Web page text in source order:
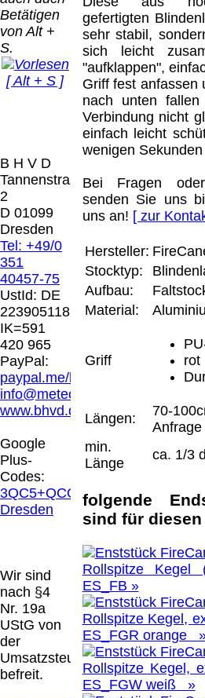
Betätigen
von Alt +
S.
[ Alt + S ]
B H V D
Tannenstrasse
2
D 01099
Dresden
Tel: +49/0
351
40457-75
UstId: DE
223905118
IK=591
420 965
PayPal:
paypal.me/blindenhilfsmittel
info@meteor.vision
www.bhvd.de
Google
Plus-
Codes:
3QC5+QCG
Dresden
Wir sind
nach §4
Nr. 19a
UStG von
der
Umsatzsteuer
befreit.
gefertigten
sehr stabil,
sich leicht
"aufklappen",
Griff fest anfassen
nach unten
Verbindung nicht
einfach leicht
wenigen
Bei Fragen
senden Sie uns
uns an! [ zur
Hersteller:
Stocktyp:
Aufbau:
Material:
Griff
rot
Längen:
70-
Anfrage
min.
Länge
ca. 1/3
folgende
sind für
Rollspitze Kegel
ES_FB »
Rollspitze Kegel,
ES_FGR orange
Rollspitze Kegel,
ES_FGW weiß »
Der Versand erfolgt
als versichertes
Paket.
Selbstabholung
vom Büro oder
von
Ausstellungen:
0.00 €
Die in diesem Dokument
Warenzeichen sind Eigentum
Firmen. Preisänderungen,
technische Änderungen
letzte Änderung: 10. März
Hilfsmittel Vertrieb Dresden,
Mit einem Urteil vom
85/98 - Haftung für Links hat
Hamburg entschieden, dass
Anbringung eines Links, die
gelinkten Seite ggf. mit zu
Dieses kann nur dadurch
dass man sich ausdrücklich von
Inhalten distanziert. Hiermit
uns ausdrücklich von allen
gelinkten Seiten auf unserer
machen uns diese Inhalte nicht
Diese Erklärung gilt für alle auf
Homepage angebrachten Links.
Plattform zur Online-
bereit. Die Plattform finden Sie
http://ec.europa.eu/consumers/
Mailadresse lautet:
Seitenanfang Impressum AGB
Datenschutz Urheberrechte
Katalog (PDF) Sitemap
große Anzeige Schließen X